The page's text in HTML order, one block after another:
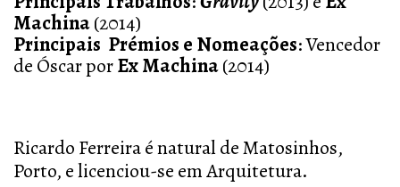
Machina(2014)
Principais Prémios e Nomeações: Vencedor
de Óscar porEx Machina(2014)
Ricardo Ferreira é natural de Matosinhos,
Porto, e licenciou-se em Arquitetura.